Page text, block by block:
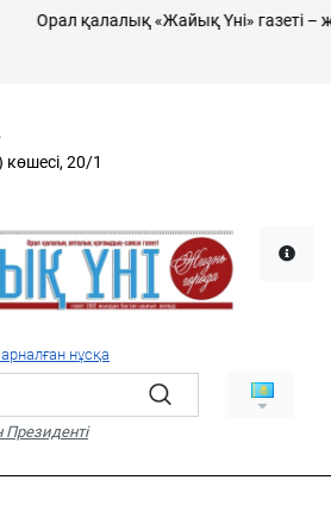
Қ.Жұмағалиев (Фрунзе)
Орал қалалық «Жайық Үні» газеті –
20/1
нұсқа
Президенті